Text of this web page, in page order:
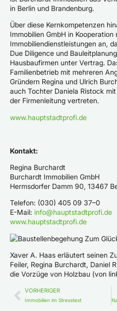
in Berlin und Brandenburg.
Über diese Kernkompetenzen
Immobilien GmbH in
Immobiliendienstleistungen an,
Due Diligence und
Hausbaufirmen unter Vertrag.
Familienbetrieb mit mehreren
Gründern Regina und Ulrich
auch Tochter Daniela Ristock
der Firmenleitung vertreten.
www.hauptstadtprofi.de
Kontakt:
Regina Burchardt
Burchardt Immobilien GmbH
Hermsdorfer Damm 90, 13467
Telefon: (030) 405 09 37–0
E-Mail: info@hauptstadtprofi.de
www.hauptstadtprofi.de
Xaver A. Haas erläutert seinen
Feiler, Regina Burchardt, Daniel
die Vorzüge von Holzbau (von
VORHERIGER
Immobilien im Stresstest